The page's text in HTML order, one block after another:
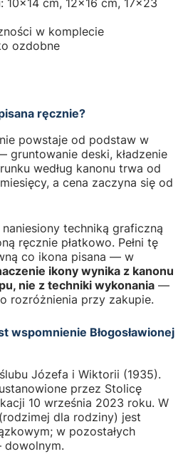
cm, 12×16 cm, 17×23
w komplecie
ozdobne
ręcznie?
powstaje od podstaw w
deski, kładzenie
według kanonu trwa od
a cena zaczyna się od
techniką graficzną
ręcznie płatkowo. Pełni tę
co ikona pisana — w
ikony wynika z kanonu
nie z techniki wykonania —
rozróżnienia przy zakupie.
wspomnienie Błogosławionej
Józefa i Wiktorii (1935).
przez Stolicę
10 września 2023 roku. W
dla rodziny) jest
w pozostałych